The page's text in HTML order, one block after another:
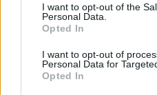
I want to opt-out of the
Personal Data.
Opted In
I want to opt-out of
Personal Data for
Opted In
funderat mycket på vad vi vill
säger Johansson.
Ölen som nu släppts på
nytta av erfarenheterna från
likadant bryggverk.